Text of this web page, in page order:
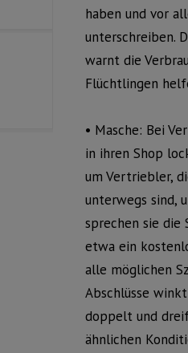
haben und vor
unterschreiben.
warnt die
Flüchtlingen
• Masche: Bei
in ihren Shop
um Vertriebler,
unterwegs sind,
sprechen sie die
etwa ein
alle möglichen
Abschlüsse
doppelt und
ähnlichen